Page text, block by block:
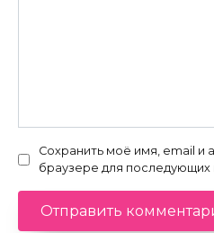
Сохранить моё имя, email и
браузере для